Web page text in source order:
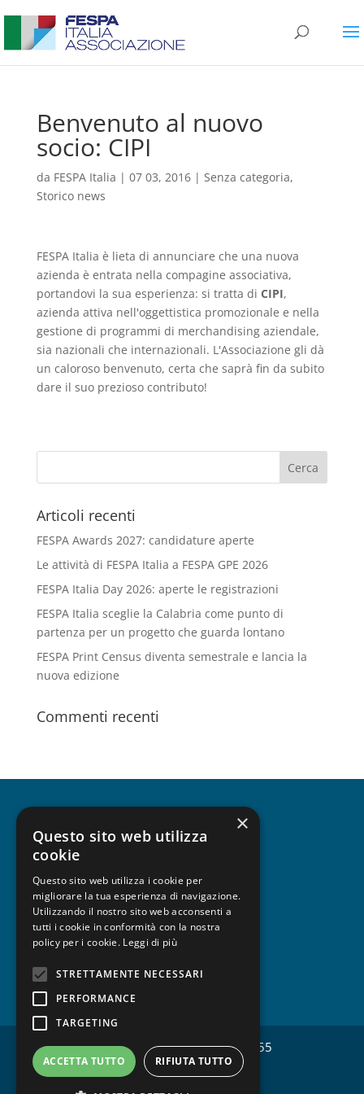
Benvenuto al nuovo
socio: CIPI
da FESPA Italia | 07 03, 2016| Senza categoria,
Storico news
FESPA Italia è lieta di annunciare che una nuova
azienda è entrata nella compagine associativa,
portandovi la sua esperienza: si tratta di CIPI,
azienda attiva nell'oggettistica promozionale e nella
gestione di programmi di merchandising aziendale,
sia nazionali che internazionali. L'Associazione gli dà
un caloroso benvenuto, certa che saprà fin da subito
dare il suo prezioso contributo!
Articoli recenti
FESPA Awards 2027: candidature aperte
Le attività di FESPA Italia a FESPA GPE 2026
FESPA Italia Day 2026: aperte le registrazioni
FESPA Italia sceglie la Calabria come punto di
partenza per un progetto che guarda lontano
FESPA Print Census diventa semestrale e lancia la
nuova edizione
Commenti recenti
CHI SIAMO
UNISCITI A FESPA
PRIVACY
Copyright © FESPA Italia CF 97428520155
×
Questo sito web utilizza
cookie
Questo sito web utilizza i cookie per
migliorare la tua esperienza di navigazione.
Utilizzando il nostro sito web acconsenti a
tutti i cookie in conformità con la nostra
policy per i cookie. Leggi di più
STRETTAMENTE NECESSARI
PERFORMANCE
TARGETING
ACCETTA TUTTO RIFIUTA TUTTO